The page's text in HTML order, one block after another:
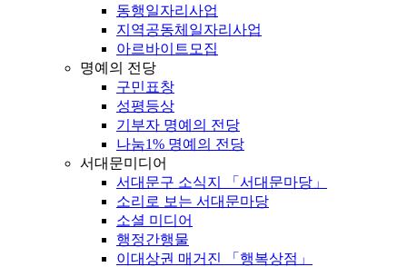
동행일자리사업
지역공동체일자리사업
아르바이트모집
명예의 전당
구민표창
성평등상
기부자 명예의 전당
나눔1% 명예의 전당
서대문미디어
서대문구 소식지 「서대문마당」
소리로 보는 서대문마당
소셜 미디어
행정간행물
이대상권 매거진 「행복상점」